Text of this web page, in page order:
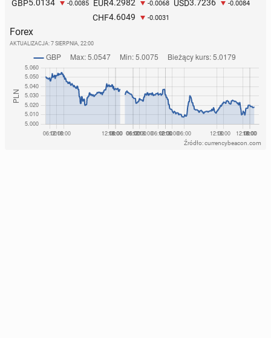
GBP5.0134 -0.0085 EUR4.2982 -0.0068 USD3.7236 -0.0084
CHF4.6049 -0.0031
Forex
AKTUALIZACJA: 7 SIERPNIA, 22:00
Źródło: currencybeacon.com